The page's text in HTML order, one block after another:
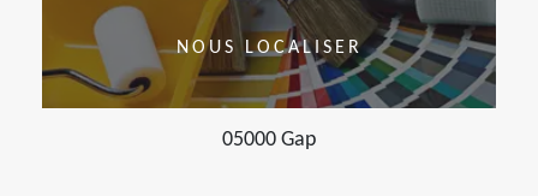
NOUS LOCALISER
05000 Gap